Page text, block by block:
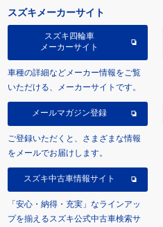
スズキメーカーサイト
スズキ四輪車
メーカーサイト
車種の詳細などメーカー情報をご覧
いただける、メーカーサイトです。
メールマガジン登録
ご登録いただくと、さまざまな情報
をメールでお届けします。
スズキ中古車情報サイト
「安心・納得・充実」なラインアッ
プを揃えるスズキ公式中古車検索サ